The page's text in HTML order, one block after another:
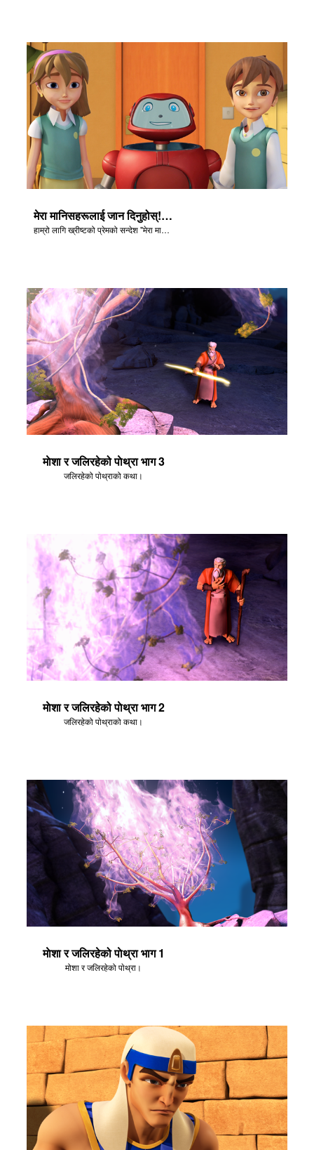
मेरा मानिसहरूलाई जान दिनुहोस्! - मुक्ति कविता
हाम्रो लागि ख्रीष्टको प्रेमको सन्देश "मेरा मानिसहरूलाई जान दिनुहोस्!" मा सेट गरियो।
माेशा र जलिरहेको पाेथ्रा भाग 3
जलिरहेको पाेथ्राको कथा।
माेशा र जलिरहेको पाेथ्रा भाग 2
जलिरहेको पाेथ्राको कथा।
माेशा र जलिरहेको पाेथ्रा भाग 1
मोशा र जलिरहेको पाेथ्रा।